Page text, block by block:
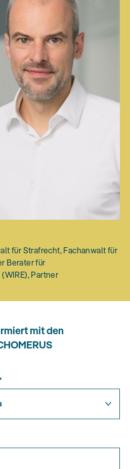
für Strafrecht, Fachanwalt für
Berater für
Partner
mit den